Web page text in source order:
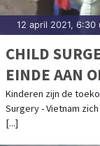
12 april 2021, 6:30
CHILD
EINDE AAN
BIJ
Kinderen zijn de
Surgery - Vietnam
[...]